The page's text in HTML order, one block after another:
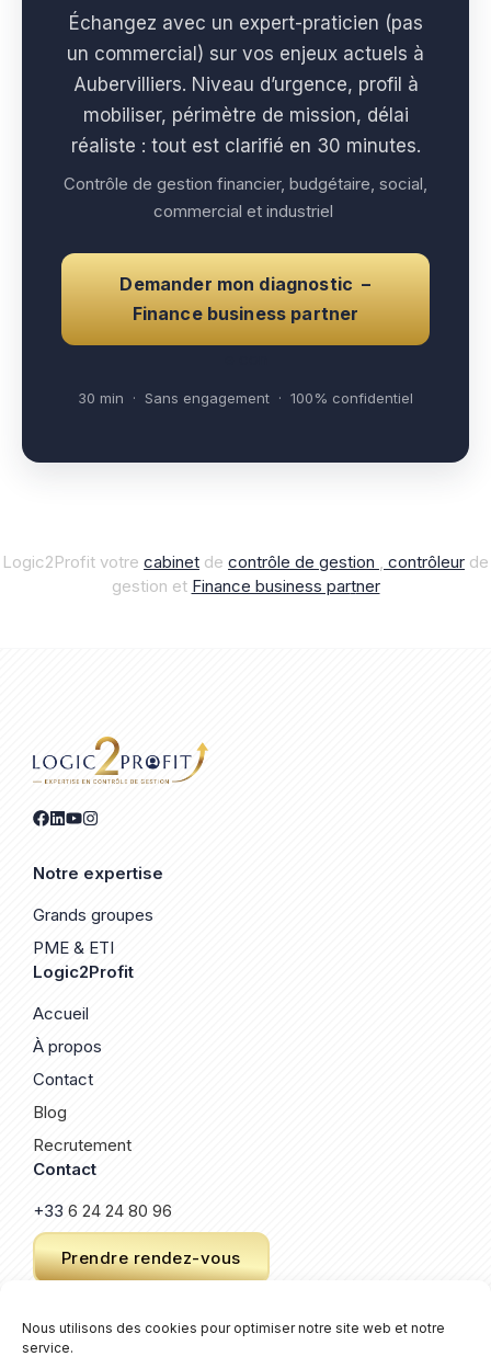
Nous utilisons des cookies pour optimiser notre site web et notre
service.
Échangez avec un expert-praticien (pas
un commercial) sur vos enjeux actuels à
Aubervilliers. Niveau d’urgence, profil à
mobiliser, périmètre de mission, délai
réaliste : tout est clarifié en 30 minutes.
Contrôle de gestion financier, budgétaire, social,
commercial et industriel
Demander mon diagnostic –
Finance business partner
30 min · Sans engagement · 100% confidentiel
Logic2Profit votre cabinet de contrôle de gestion , contrôleur de
gestion et Finance business partner
Notre expertise
Grands groupes
PME & ETI
Logic2Profit
Accueil
À propos
Contact
Blog
Recrutement
Contact
+33 6 24 24 80 96
Prendre rendez-vous
© 2026 Logic2Profit. Un site créé par